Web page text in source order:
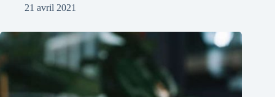
21 avril 2021